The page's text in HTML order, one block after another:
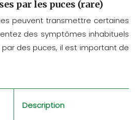
par les puces (rare)
peuvent transmettre certaines
des symptômes inhabituels
des puces, il est important de
Description